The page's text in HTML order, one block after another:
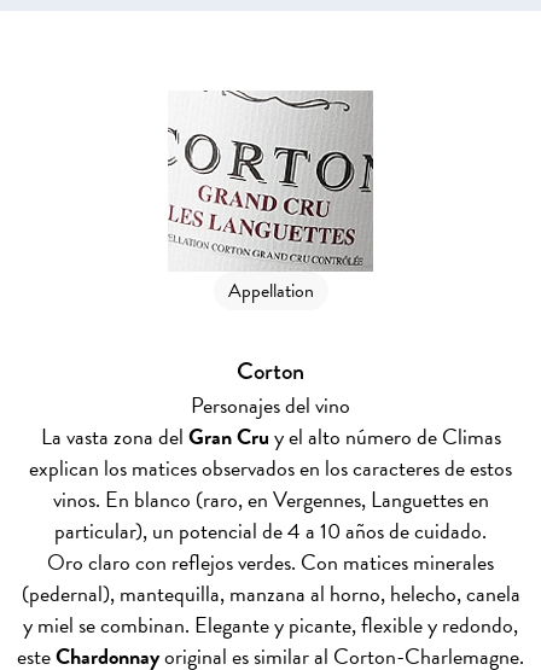
Appellation
Corton
Personajes del vino
La vasta zona delGran Cruy el alto número de Climas
explican los matices observados en los caracteres de estos
vinos. En blanco (raro, en Vergennes, Languettes en
particular), un potencial de 4 a 10 años de cuidado.
Oro claro con reflejos verdes. Con matices minerales
(pedernal), mantequilla, manzana al horno, helecho, canela
y miel se combinan. Elegante y picante, flexible y redondo,
esteChardonnayoriginal es similar al Corton-Charlemagne.